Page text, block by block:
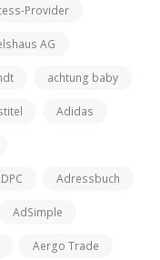
Provider
AG
achtung baby
Adidas
Adressbuch
AdSimple
Aergo Trade